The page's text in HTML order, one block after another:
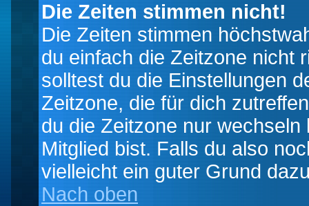
Die Zeiten stimmen nicht!
Die Zeiten stimmen
du einfach die Zeitzone nicht
solltest du die Einstellungen
Zeitzone, die für dich
du die Zeitzone nur
Mitglied bist. Falls du also
vielleicht ein guter Grund
Nach oben